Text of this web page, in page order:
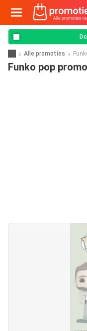
Alle promoties
Funko pop promo